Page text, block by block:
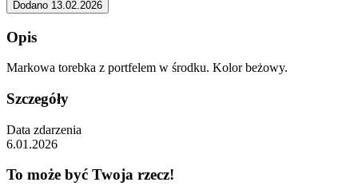
Dodano 13.02.2026
Opis
Markowa torebka z portfelem w środku. Kolor beżowy.
Szczegóły
Data zdarzenia
6.01.2026
To może być Twoja rzecz!